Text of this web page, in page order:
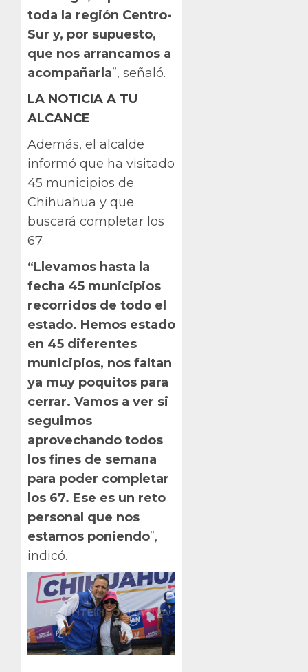
toda la región Centro-
Sur y, por supuesto,
que nos arrancamos a
acompañarla”, señaló.
LA NOTICIA A TU
ALCANCE
Además, el alcalde
informó que ha visitado
45 municipios de
Chihuahua y que
buscará completar los
67.
“Llevamos hasta la
fecha 45 municipios
recorridos de todo el
estado. Hemos estado
en 45 diferentes
municipios, nos faltan
ya muy poquitos para
cerrar. Vamos a ver si
seguimos
aprovechando todos
los fines de semana
para poder completar
los 67. Ese es un reto
personal que nos
estamos poniendo”,
indicó.